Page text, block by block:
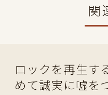
関
ロックを再生す
めて誠実に嘘を